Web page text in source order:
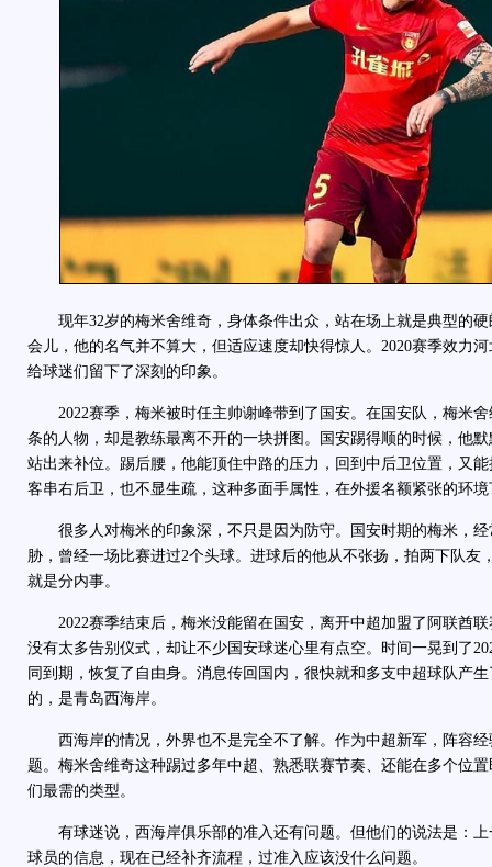
现年32岁的梅米舍维奇，身体条件出众，站在场上就是典型的硬
会儿，他的名气并不算大，但适应速度却快得惊人。2020赛季效力
给球迷们留下了深刻的印象。
2022赛季，梅米被时任主帅谢峰带到了国安。在国安队，梅米舍
条的人物，却是教练最离不开的一块拼图。国安踢得顺的时候，他
站出来补位。踢后腰，他能顶住中路的压力，回到中后卫位置，又
客串右后卫，也不显生疏，这种多面手属性，在外援名额紧张的环
很多人对梅米的印象深，不只是因为防守。国安时期的梅米，经
胁，曾经一场比赛进过2个头球。进球后的他从不张扬，拍两下队友
就是分内事。
2022赛季结束后，梅米没能留在国安，离开中超加盟了阿联酋联
没有太多告别仪式，却让不少国安球迷心里有点空。时间一晃到了
同到期，恢复了自由身。消息传回国内，很快就和多支中超球队产
的，是青岛西海岸。
西海岸的情况，外界也不是完全不了解。作为中超新军，阵容经
题。梅米舍维奇这种踢过多年中超、熟悉联赛节奏、还能在多个位
们最需的类型。
有球迷说，西海岸俱乐部的准入还有问题。但他们的说法是：上
球员的信息，现在已经补齐流程，过准入应该没什么问题。